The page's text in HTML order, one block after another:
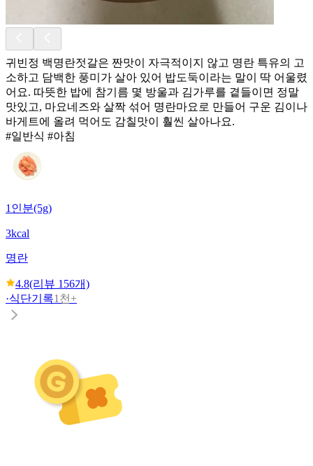
귀빈정 백명란젓갈은 짠맛이 자극적이지 않고 명란 특유의 고
소하고 담백한 풍미가 살아 있어 밥도둑이라는 말이 딱 어울렸
어요. 따뜻한 밥에 참기름 몇 방울과 김가루를 곁들이면 정말
맛있고, 마요네즈와 살짝 섞어 명란마요로 만들어 구운 김이나
바게트에 올려 먹어도 감칠맛이 훨씬 살아나요.
#일반식 #아침
1인분(5g)
3kcal
명란
4.8(리뷰 156개)
·식단기록1천+